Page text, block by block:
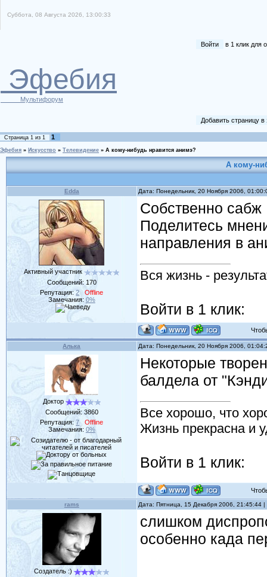
Суббота, 08 Августа 2026, 13:00:33
Войти в 1 клик для
Эфебия
Мультифорум
Добавить страницу
Страница 1 из 1 1
Эфебия » Искусство » Телевидение » А кому-нибудь нравится анимэ?
А кому-
Edda Дата: Понедельник, 20 Ноября 2006,
Активный участник
Сообщений: 170
Репутация:2
Offline
Замечания: 0%
Собственно сабж
Поделитесь
направления в
Вся жизнь -
Войти в 1 клик:
Алька Дата: Понедельник, 20 Ноября 2006,
Доктор
Сообщений: 3860
Репутация:7
Offline
Замечания: 0%
Некоторые
балдела от
Все хорошо, что
Жизнь прекрасна и
Войти в 1 клик:
rams Дата: Пятница, 15 Декабря 2006, 21:45:44
Создатель :)
слишком
особенно када